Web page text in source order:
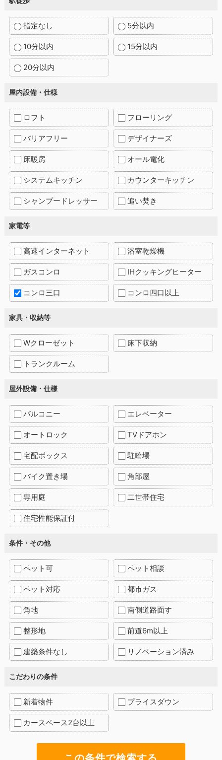
指定なし 5分以内
10分以内 15分以内
20分以内
屋内設備・仕様
ロフト フローリング
バリアフリー デザイナーズ
床暖房 オール電化
システムキッチン カウンターキッチン
シャンプードレッサー 追い焚き
家電等
高速インターネット 浴室乾燥機
ガスコンロ IHクッキングヒーター
コンロ三口 コンロ四口以上
家具・収納等
Wクローゼット 床下収納
トランクルーム
屋外設備・仕様
バルコニー エレベーター
オートロック TVドアホン
宅配ボックス 駐輪場
バイク置き場 角部屋
専用庭 二世帯住宅
住宅性能保証付
条件・その他
ペット可 ペット相談
ペット対応 都市ガス
角地 南側道路面す
整形地 前道6m以上
建築条件なし リノベーション済み
こだわりの条件
新着物件 プライスダウン
カースペース2台以上